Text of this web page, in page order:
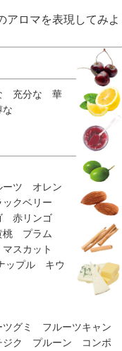
ロマを表現してみよ
充分な 華
ーツ オレン
クベリー
赤リンゴ
桃 プラム
スカット
ップル キウ
グミ フルーツキャン
ジク プルーン コンポ